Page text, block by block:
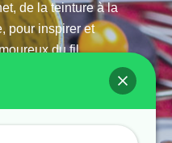
de la teinture à la
pour inspirer et
du fil.